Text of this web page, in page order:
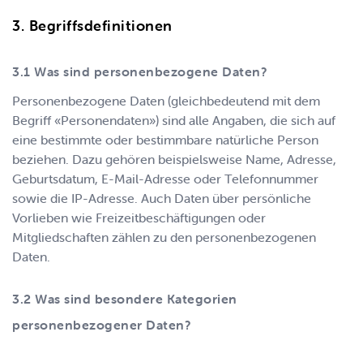
Begriffsdefinitionen
Was sind personenbezogene Daten?
Personenbezogene Daten (gleichbedeutend mit dem
Begriff «Personendaten») sind alle Angaben, die sich auf
eine bestimmte oder bestimmbare natürliche Person
beziehen. Dazu gehören beispielsweise Name, Adresse,
Geburtsdatum, E-Mail-Adresse oder Telefonnummer
sowie die IP-Adresse. Auch Daten über persönliche
Vorlieben wie Freizeitbeschäftigungen oder
Mitgliedschaften zählen zu den personenbezogenen
Daten.
Was sind besondere Kategorien
personenbezogener Daten?